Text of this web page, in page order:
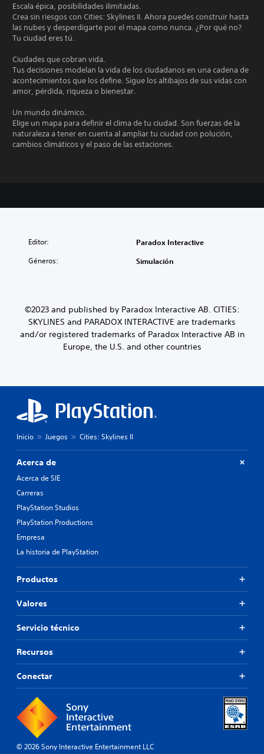
Escala épica, posibilidades ilimitadas.
Crea sin riesgos con Cities: Skylines II. Ahora puedes construir hasta
las nubes y desperdigarte por el mapa como nunca. ¿Por qué no?
Tu ciudad eres tú.
Ciudades que cobran vida.
Tus decisiones modelan la vida de los ciudadanos en una cadena de
acontecimientos que los define. Sigue los altibajos de sus vidas con
amor, pérdida, riqueza o bienestar.
Un mundo dinámico.
Elige un mapa para definir el clima de tu ciudad. Son fuerzas de la
naturaleza a tener en cuenta al ampliar tu ciudad con polución,
cambios climáticos y el paso de las estaciones.
Editor: Paradox Interactive
Géneros: Simulación
©2023 and published by Paradox Interactive AB. CITIES:
SKYLINES and PARADOX INTERACTIVE are trademarks
and/or registered trademarks of Paradox Interactive AB in
Europe, the U.S. and other countries
Inicio Juegos Cities: Skylines II
Acerca de
Acerca de SIE
Carreras
PlayStation Studios
PlayStation Productions
Empresa
La historia de PlayStation
Productos
Valores
Servicio técnico
Recursos
Conectar
© 2026 Sony Interactive Entertainment LLC